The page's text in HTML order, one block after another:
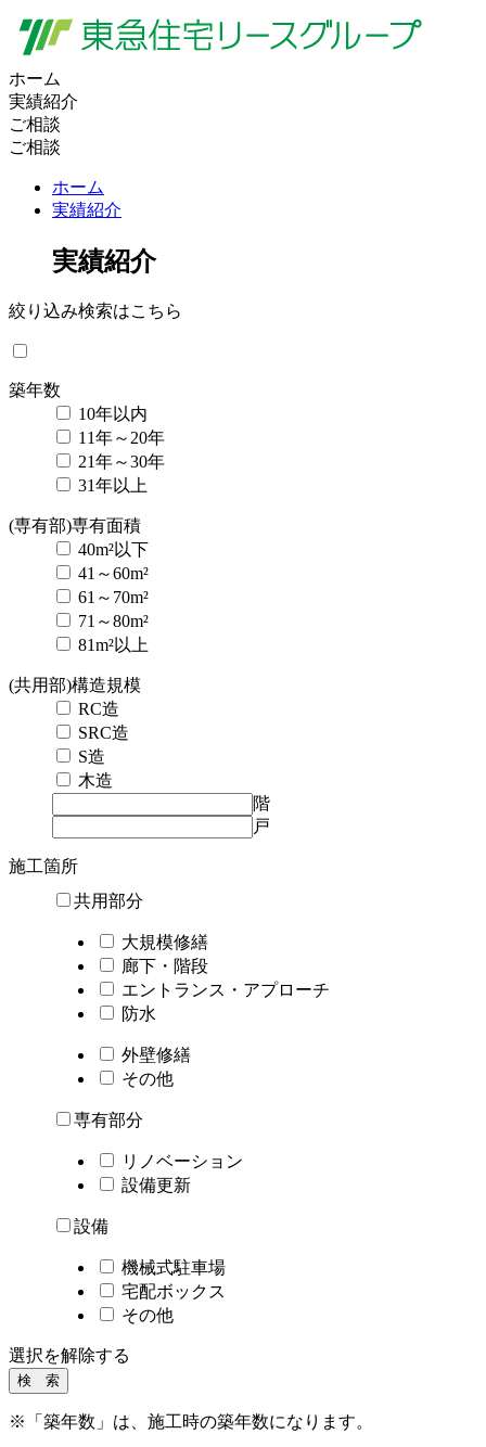
ホーム
実績紹介
ご相談
ご相談
ホーム
実績紹介
実績紹介
絞り込み検索はこちら
築年数
10年以内
11年～20年
21年～30年
31年以上
(専有部)専有面積
40m²以下
41～60m²
61～70m²
71～80m²
81m²以上
(共用部)構造規模
RC造
SRC造
S造
木造
階
戸
施工箇所
共用部分
大規模修繕
廊下・階段
エントランス・アプローチ
防水
外壁修繕
その他
専有部分
リノベーション
設備更新
設備
機械式駐車場
宅配ボックス
その他
選択を解除する
※「築年数」は、施工時の築年数になります。